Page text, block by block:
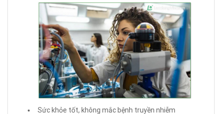
Sức khỏe tốt, không mắc bệnh truyền nhiễm